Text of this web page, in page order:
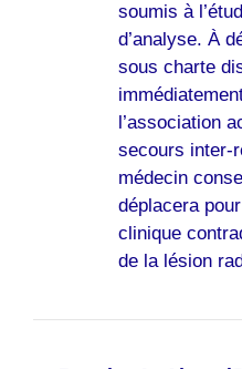
soumis à
d’analyse. À
sous charte
l’association
secours inter-
médecin
déplacera
clinique
de la lésion